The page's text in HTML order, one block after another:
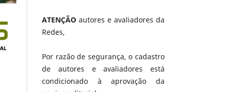
ATENÇÃO autores e avaliadores da
Redes,
Por razão de segurança, o cadastro
de autores e avaliadores está
condicionado à aprovação da